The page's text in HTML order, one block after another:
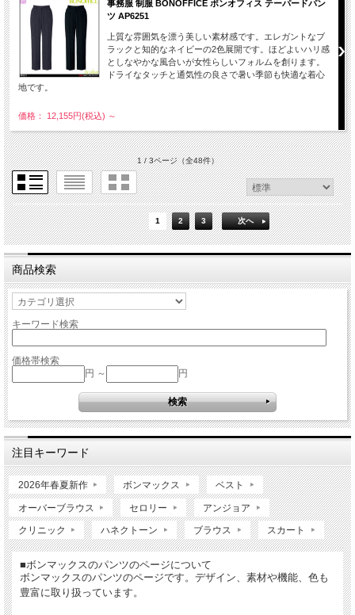
事務服 制服 BONOFFICE ボンオフィス テーパードパン
ツ AP6251
上質な雰囲気を漂う美しい素材感です。エレガントなブ
ラックと知的なネイビーの2色展開です。ほどよいハリ感
としなやかな風合いが女性らしいフォルムを創ります。
ドライなタッチと通気性の良さで暑い季節も快適な着心
地です。
価格： 12,155円(税込) ～
1 / 3ページ（全48件）
1 2 3 次へ
商品検索
キーワード検索
価格帯検索
円 ～
円
注目キーワード
2026年春夏新作 ボンマックス ベスト
オーバーブラウス セロリー アンジョア
クリニック ハネクトーン ブラウス スカート
■ボンマックスのパンツのページについて
ボンマックスのパンツのページです。デザイン、素材や機能、色も
豊富に取り扱っています。